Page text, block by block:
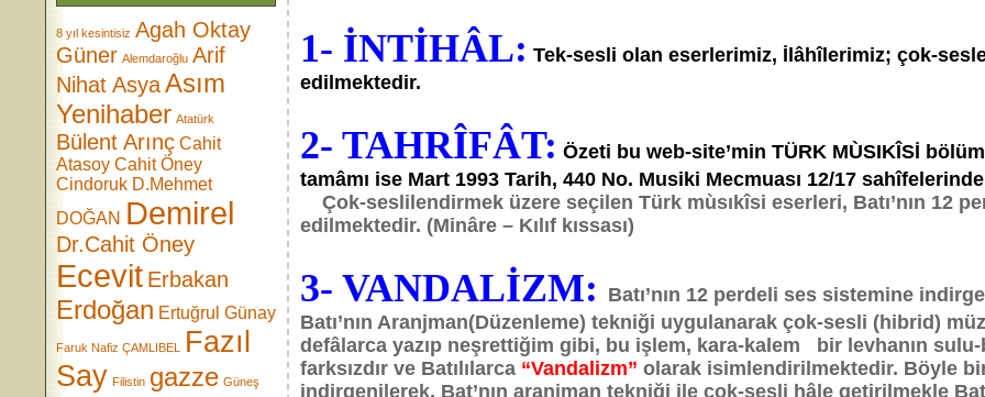
8 yıl kesintisiz Agah Oktay
Güner Alemdaroğlu Arif
Nihat AsyaAsım
Yenihaber Atatürk
Bülent Arınç Cahit
Atasoy Cahit Öney
Cindoruk D.Mehmet
DOĞAN Demirel
Dr.Cahit Öney
Ecevit Erbakan
Erdoğan Ertuğrul Günay
Faruk Nafiz ÇAMLIBEL
Fazıl
Say Filistin gazze Güneş
1- İNTİHÂL: Tek-sesli olan eserlerimiz, İlâhîlerimiz; çok-
edilmektedir.
2- TAHRÎFÂT: Özeti bu web-site’min TÜRK MÙSIKÎSİ
tamâmı ise Mart 1993 Tarih, 440 No. Musiki Mecmuası 12/17
Çok-seslilendirmek üzere seçilen Türk mùsıkîsi eserleri, Batı’nın 12
edilmektedir. (Minâre – Kılıf kıssası)
3- VANDALİZM:
Batı’nın 12 perdeli ses sistemine
Batı’nın Aranjman(Düzenleme) tekniği uygulanarak çok-sesli (hibrid)
defâlarca yazıp neşrettiğim gibi, bu işlem, kara-kalem bir levhanın
farksızdır ve Batılılarca “Vandalizm” olarak isimlendirilmektedir. Böyle
indirgenilerek, Bat’nın aranjman tekniği ile çok-sesli hâle getirilmekle